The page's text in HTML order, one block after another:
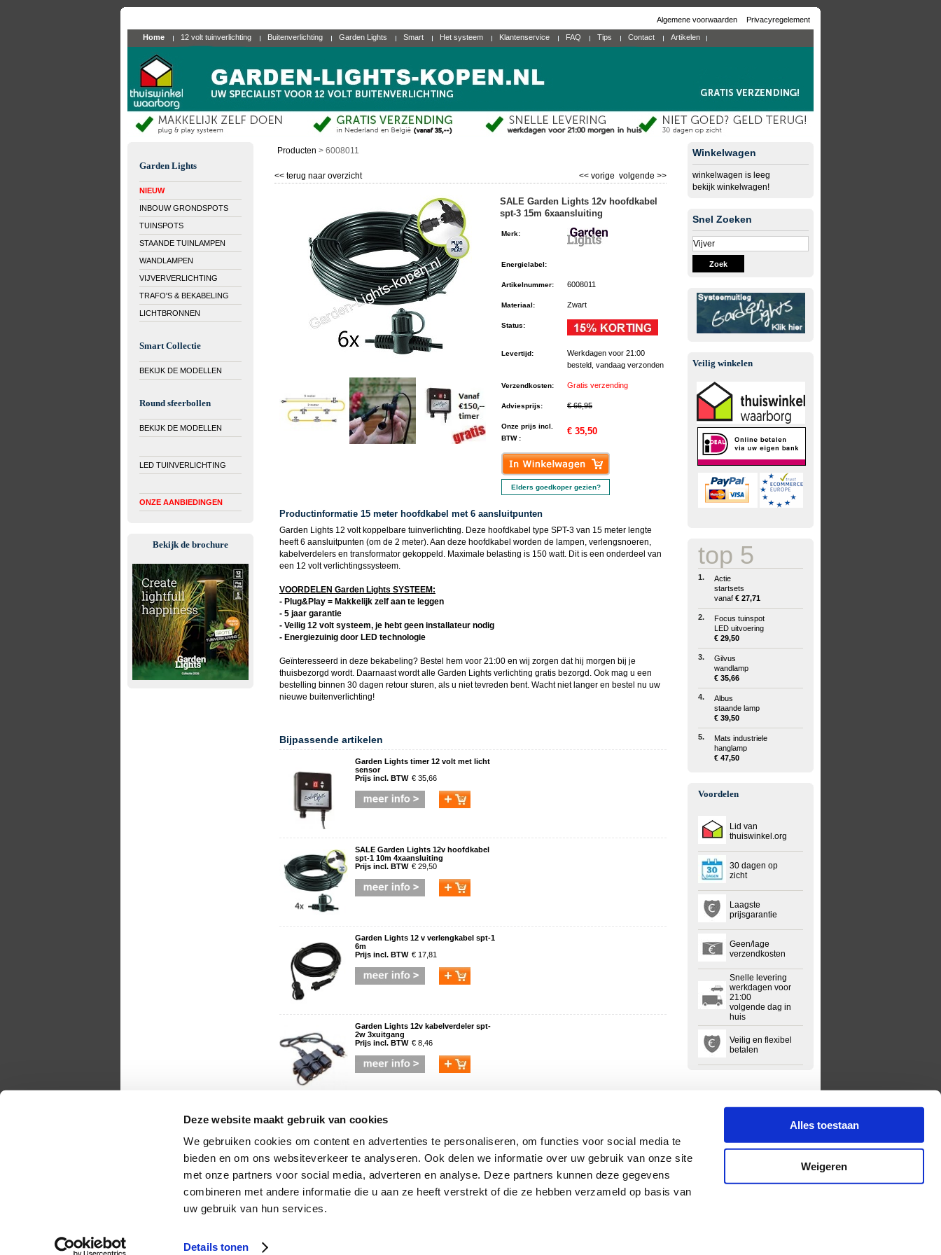
Deze website maakt gebruik van cookies
We gebruiken cookies om content en advertenties te personaliseren, om functies voor social media te
bieden en om ons websiteverkeer te analyseren. Ook delen we informatie over uw gebruik van onze site
met onze partners voor social media, adverteren en analyse. Deze partners kunnen deze gegevens
combineren met andere informatie die u aan ze heeft verstrekt of die ze hebben verzameld op basis van
uw gebruik van hun services.
Details tonen
Alles toestaan
Weigeren
Algemene voorwaarden Privacyregelement
Home 12 volt tuinverlichting Buitenverlichting Garden Lights Smart Het systeem Klantenservice FAQ Tips Contact Artikelen
Garden Lights
NIEUW
INBOUW GRONDSPOTS
TUINSPOTS
STAANDE TUINLAMPEN
WANDLAMPEN
VIJVERVERLICHTING
TRAFO'S & BEKABELING
LICHTBRONNEN
Smart Collectie
BEKIJK DE MODELLEN
Round sfeerbollen
BEKIJK DE MODELLEN
LED TUINVERLICHTING
ONZE AANBIEDINGEN
Bekijk de brochure
Producten > 6008011
<< terug naar overzicht volgende >>
<< vorige
SALE Garden Lights 12v hoofdkabel
spt-3 15m 6xaansluiting
Merk:
Energielabel:
Artikelnummer: 6008011
Materiaal: Zwart
Status:
Levertijd:
Werkdagen voor 21:00
besteld, vandaag verzonden
Verzendkosten: Gratis verzending
Adviesprijs: € 66,95
Onze prijs incl.
BTW :
€ 35,50
Elders goedkoper gezien?
Productinformatie 15 meter hoofdkabel met 6 aansluitpunten
Garden Lights 12 volt koppelbare tuinverlichting. Deze hoofdkabel type SPT-3 van 15 meter lengte
heeft 6 aansluitpunten (om de 2 meter). Aan deze hoofdkabel worden de lampen, verlengsnoeren,
kabelverdelers en transformator gekoppeld. Maximale belasting is 150 watt. Dit is een onderdeel van
een 12 volt verlichtingssysteem.
VOORDELEN Garden Lights SYSTEEM:
- Plug&Play = Makkelijk zelf aan te leggen
- 5 jaar garantie
- Veilig 12 volt systeem, je hebt geen installateur nodig
- Energiezuinig door LED technologie
Geïnteresseerd in deze bekabeling? Bestel hem voor 21:00 en wij zorgen dat hij morgen bij je
thuisbezorgd wordt. Daarnaast wordt alle Garden Lights verlichting gratis bezorgd. Ook mag u een
bestelling binnen 30 dagen retour sturen, als u niet tevreden bent. Wacht niet langer en bestel nu uw
nieuwe buitenverlichting!
Bijpassende artikelen
Garden Lights timer 12 volt met licht
sensor
Prijs incl. BTW € 35,66
SALE Garden Lights 12v hoofdkabel
spt-1 10m 4xaansluiting
Prijs incl. BTW € 29,50
Garden Lights 12 v verlengkabel spt-1
6m
Prijs incl. BTW € 17,81
Garden Lights 12v kabelverdeler spt-
2w 3xuitgang
Prijs incl. BTW € 8,46
Garden Lights afstandsbediening &
ontvanger 12 volt
Winkelwagen
winkelwagen is leeg
bekijk winkelwagen!
Snel Zoeken
Zoek
Veilig winkelen
top 5
1.
Actie
startsets
vanaf € 27,71
2.
Focus tuinspot
LED uitvoering
€ 29,50
3.
Gilvus
wandlamp
€ 35,66
4.
Albus
staande lamp
€ 39,50
5.
Mats industriele
hanglamp
€ 47,50
Voordelen
Lid van
thuiswinkel.org
30 dagen op
zicht
Laagste
prijsgarantie
Geen/lage
verzendkosten
Snelle levering
werkdagen voor
21:00
volgende dag in
huis
Veilig en flexibel
betalen